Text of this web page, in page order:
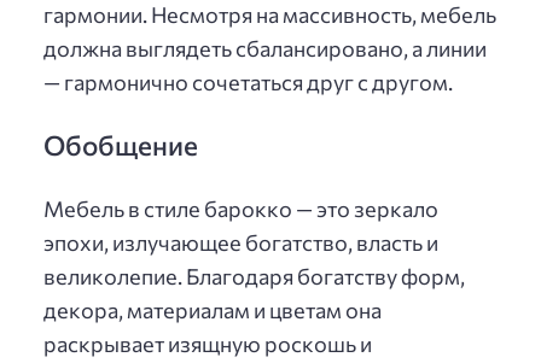
гармонии. Несмотря на массивность, мебель
должна выглядеть сбалансировано, а линии
— гармонично сочетаться друг с другом.
Обобщение
Мебель в стиле барокко — это зеркало
эпохи, излучающее богатство, власть и
великолепие. Благодаря богатству форм,
декора, материалам и цветам она
раскрывает изящную роскошь и